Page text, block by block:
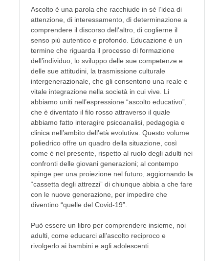
Ascolto è una parola che racchiude in sé l’idea di
attenzione, di interessamento, di determinazione a
comprendere il discorso dell’altro, di coglierne il
senso più autentico e profondo. Educazione è un
termine che riguarda il processo di formazione
dell’individuo, lo sviluppo delle sue competenze e
delle sue attitudini, la trasmissione culturale
intergenerazionale, che gli consentono una reale e
vitale integrazione nella società in cui vive. Li
abbiamo uniti nell’espressione “ascolto educativo”,
che è diventato il filo rosso attraverso il quale
abbiamo fatto interagire psicoanalisi, pedagogia e
clinica nell’ambito dell’età evolutiva. Questo volume
poliedrico offre un quadro della situazione, così
come è nel presente, rispetto al ruolo degli adulti nei
confronti delle giovani generazioni; al contempo
spinge per una proiezione nel futuro, aggiornando la
“cassetta degli attrezzi” di chiunque abbia a che fare
con le nuove generazione, per impedire che
diventino “quelle del Covid-19”.
Può essere un libro per comprendere insieme, noi
adulti, come educarci all’ascolto reciproco e
rivolgerlo ai bambini e agli adolescenti.